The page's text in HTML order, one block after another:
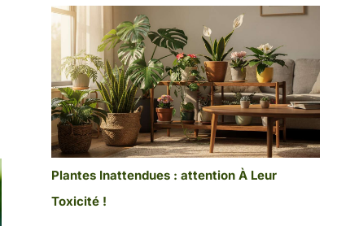
Plantes Inattendues : attention À Leur
Toxicité !